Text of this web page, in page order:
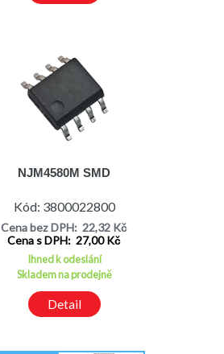
NJM4580M SMD
Kód: 3800022800
Cena bez DPH: 22,32 Kč
Cena s DPH: 27,00 Kč
Ihned k odeslání
Skladem na prodejně
Detail